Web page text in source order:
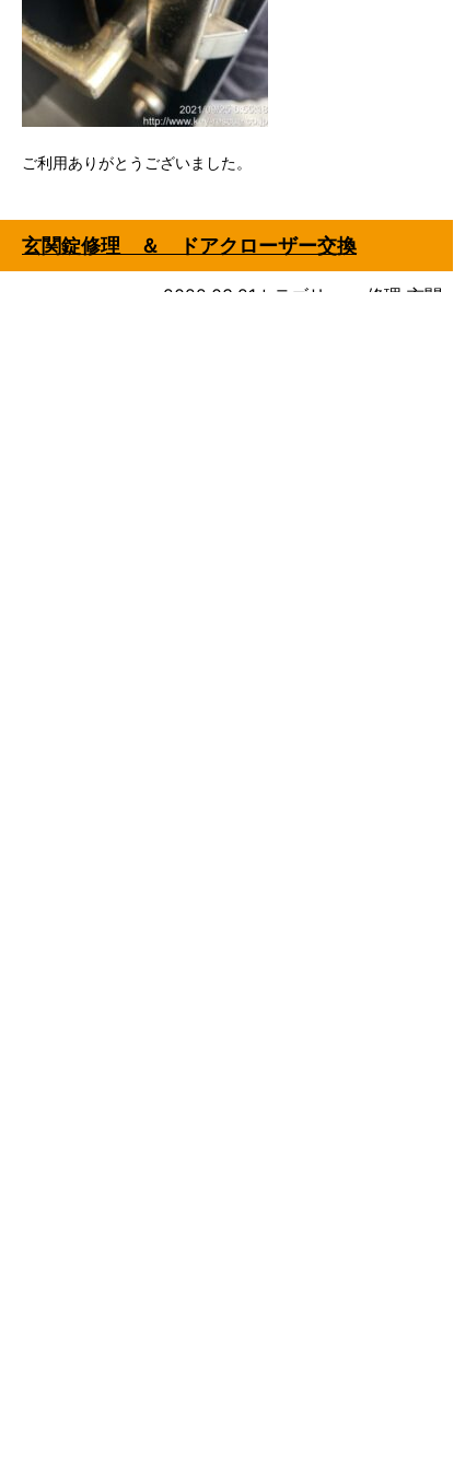
ご利用ありがとうございました。
玄関錠修理 ＆ ドアクローザー交換
2022.03.21 カテゴリー： 修理 玄関